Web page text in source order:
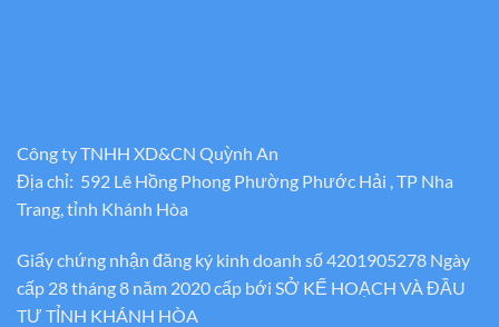
Công ty TNHH XD&CN Quỳnh An
Địa chỉ: 592 Lê Hồng Phong Phường Phước Hải , TP Nha
Trang, tỉnh Khánh Hòa
Giấy chứng nhận đăng ký kinh doanh số 4201905278 Ngày
cấp 28 tháng 8 năm 2020 cấp bới SỞ KẾ HOẠCH VÀ ĐẦU
TƯ TỈNH KHÁNH HÒA